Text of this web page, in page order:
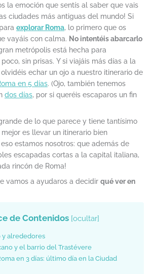
la emoción que sentís al saber que vais
ciudades más antiguas del mundo! Si
explorar Roma, lo primero que os
vayáis con calma. No intentéis abarcarlo
metrópolis está hecha para
sin prisas. Y si viajáis más días a la
echar un ojo a nuestro itinerario de
en 5 días. (Ojo, también tenemos
dos días, por si queréis escaparos un fin
de lo que parece y tiene tantísimo
es llevar un itinerario bien
estamos nosotros: que además de
escapadas cortas a la capital italiana,
rincón de Roma!
vamos a ayudaros a decidir qué ver en
de Contenidos [ocultar]
y alrededores
y el barrio del Trastévere
en 3 días: último día en la Ciudad